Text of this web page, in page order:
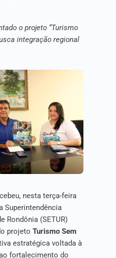
o projeto “Turismo
integração regional
nesta terça-feira
Superintendência
Rondônia (SETUR)
projeto Turismo Sem
estratégica voltada à
fortalecimento do